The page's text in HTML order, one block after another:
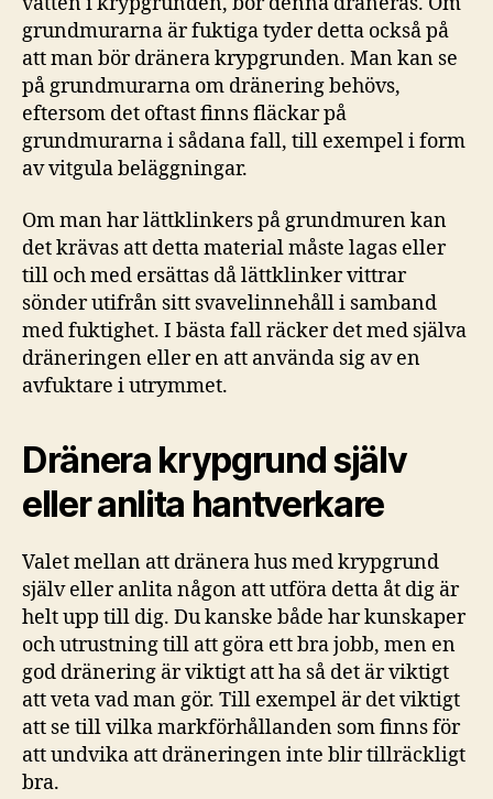
grundmurarna är fuktiga tyder detta också på
att man bör dränera krypgrunden. Man kan se
på grundmurarna om dränering behövs,
eftersom det oftast finns fläckar på
grundmurarna i sådana fall, till exempel i form
av vitgula beläggningar.
Om man har lättklinkers på grundmuren kan
det krävas att detta material måste lagas eller
till och med ersättas då lättklinker vittrar
sönder utifrån sitt svavelinnehåll i samband
med fuktighet. I bästa fall räcker det med själva
dräneringen eller en att använda sig av en
avfuktare i utrymmet.
Dränera krypgrund själv
eller anlita hantverkare
Valet mellan att dränera hus med krypgrund
själv eller anlita någon att utföra detta åt dig är
helt upp till dig. Du kanske både har kunskaper
och utrustning till att göra ett bra jobb, men en
god dränering är viktigt att ha så det är viktigt
att veta vad man gör. Till exempel är det viktigt
att se till vilka markförhållanden som finns för
att undvika att dräneringen inte blir tillräckligt
bra.